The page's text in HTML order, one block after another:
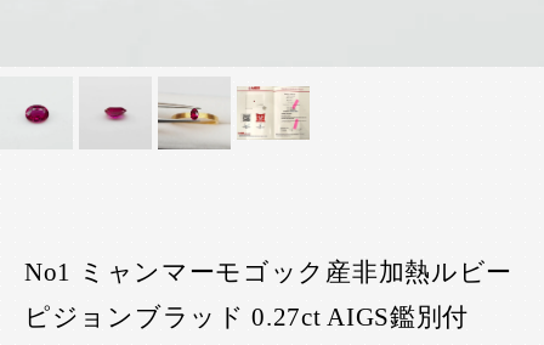
No1 ミャンマーモゴック産非加熱ルビー
ピジョンブラッド 0.27ct AIGS鑑別付